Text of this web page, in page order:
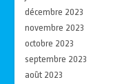
décembre 2023
novembre 2023
octobre 2023
septembre 2023
août 2023